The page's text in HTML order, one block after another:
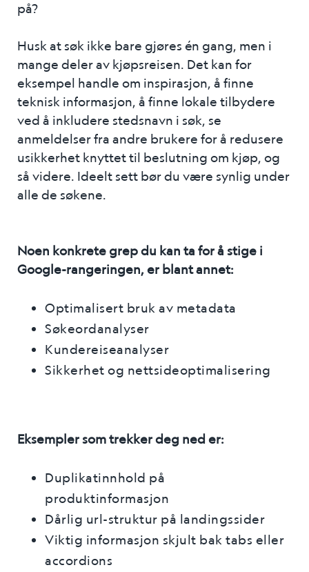
på?
Husk at søk ikke bare gjøres én gang, men i
mange deler av kjøpsreisen. Det kan for
eksempel handle om inspirasjon, å finne
teknisk informasjon, å finne lokale tilbydere
ved å inkludere stedsnavn i søk, se
anmeldelser fra andre brukere for å redusere
usikkerhet knyttet til beslutning om kjøp, og
så videre. Ideelt sett bør du være synlig under
alle de søkene.
Noen konkrete grep du kan ta for å stige i
Google-rangeringen, er blant annet:
Optimalisert bruk av metadata
Søkeordanalyser
Kundereiseanalyser
Sikkerhet og nettsideoptimalisering
Eksempler som trekker deg ned er:
Duplikatinnhold på
produktinformasjon
Dårlig url-struktur på landingssider
Viktig informasjon skjult bak tabs eller
accordions